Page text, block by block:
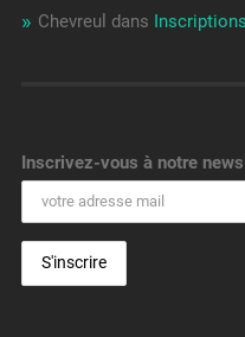
Chevreul dans
Inscrivez-vous à notre